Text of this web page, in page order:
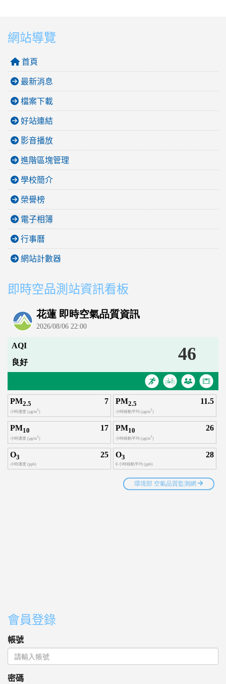
網站導覽
首頁
最新消息
檔案下載
好站連結
影音播放
進階區塊管理
學校簡介
榮譽榜
電子相簿
行事曆
網站計數器
即時空品測站資訊看板
會員登錄
帳號
密碼